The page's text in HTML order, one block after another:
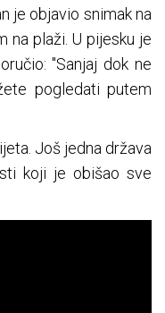
je objavio snimak na
na plaži. U pijesku je
"Sanjaj dok ne
pogledati putem
Još jedna država
koji je obišao sve